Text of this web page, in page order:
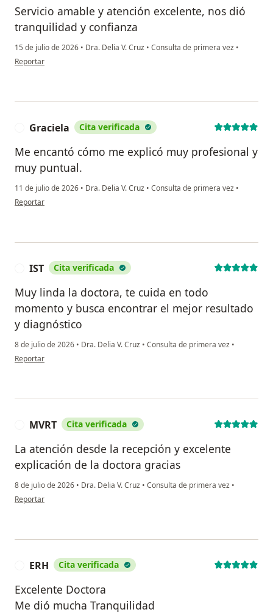
Servicio amable y atención excelente, nos dió
tranquilidad y confianza
15 de julio de 2026 • Dra. Delia V. Cruz • Consulta de primera vez •
en opinión del usuario MS
Reportar
Graciela Cita verificada
Me encantó cómo me explicó muy profesional y
muy puntual.
11 de julio de 2026 • Dra. Delia V. Cruz • Consulta de primera vez •
en opinión del usuario Graciela
Reportar
IST Cita verificada
Muy linda la doctora, te cuida en todo
momento y busca encontrar el mejor resultado
y diagnóstico
8 de julio de 2026 • Dra. Delia V. Cruz • Consulta de primera vez •
en opinión del usuario IST
Reportar
MVRT Cita verificada
La atención desde la recepción y excelente
explicación de la doctora gracias
8 de julio de 2026 • Dra. Delia V. Cruz • Consulta de primera vez •
en opinión del usuario MVRT
Reportar
ERH Cita verificada
Excelente Doctora
Me dió mucha Tranquilidad